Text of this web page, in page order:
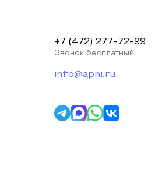
+7 (472) 277-72-99
Звонок бесплатный
info@apni.ru